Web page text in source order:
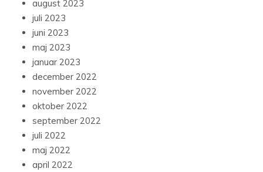
august 2023
juli 2023
juni 2023
maj 2023
januar 2023
december 2022
november 2022
oktober 2022
september 2022
juli 2022
maj 2022
april 2022